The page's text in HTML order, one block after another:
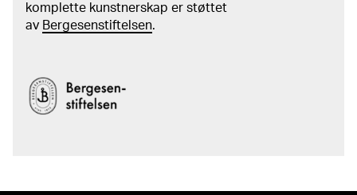
komplette kunstnerskap er støttet
av Bergesenstiftelsen.